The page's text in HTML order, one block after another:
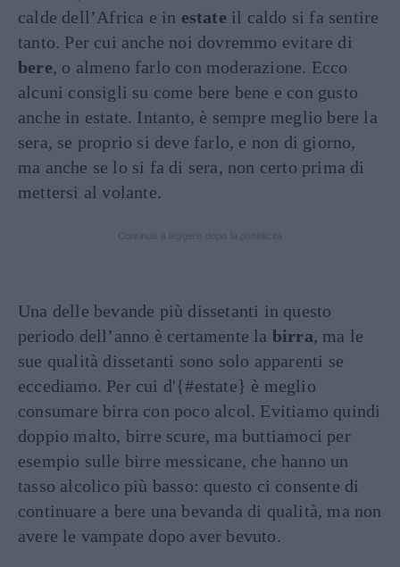
calde dell’Africa e in estate il caldo si fa sentire
tanto. Per cui anche noi dovremmo evitare di
bere, o almeno farlo con moderazione. Ecco
alcuni consigli su come bere bene e con gusto
anche in estate. Intanto, è sempre meglio bere la
sera, se proprio si deve farlo, e non di giorno,
ma anche se lo si fa di sera, non certo prima di
mettersi al volante.
Una delle bevande più dissetanti in questo
periodo dell’anno è certamente la birra, ma le
sue qualità dissetanti sono solo apparenti se
eccediamo. Per cui d'{#estate} è meglio
consumare birra con poco alcol. Evitiamo quindi
doppio malto, birre scure, ma buttiamoci per
esempio sulle birre messicane, che hanno un
tasso alcolico più basso: questo ci consente di
continuare a bere una bevanda di qualità, ma non
avere le vampate dopo aver bevuto.